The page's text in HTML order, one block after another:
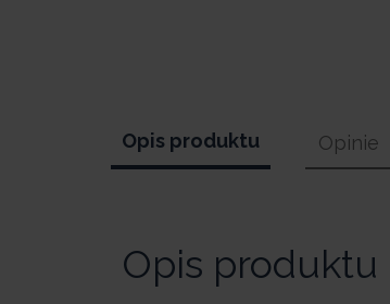
Opis produktu Opinie
Opis produktu